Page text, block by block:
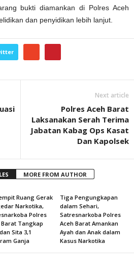
bukti diamankan di Polres Aceh
dan penyidikan lebih lanjut.
Next article
Polres Aceh Barat
Laksanakan Serah Terima
Jabatan Kabag Ops Kasat
Dan Kapolsek
MORE FROM AUTHOR
Ruang Gerak
Narkotika,
Polres
Barat Tangkap
Sita 3,1
Ganja
Tiga Pengungkapan
dalam Sehari,
Satresnarkoba Polres
Aceh Barat Amankan
Ayah dan Anak dalam
Kasus Narkotika